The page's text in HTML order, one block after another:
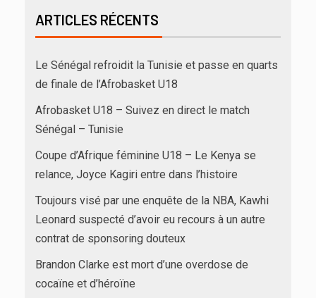
ARTICLES RÉCENTS
Le Sénégal refroidit la Tunisie et passe en quarts
de finale de l’Afrobasket U18
Afrobasket U18 – Suivez en direct le match
Sénégal – Tunisie
Coupe d’Afrique féminine U18 – Le Kenya se
relance, Joyce Kagiri entre dans l’histoire
Toujours visé par une enquête de la NBA, Kawhi
Leonard suspecté d’avoir eu recours à un autre
contrat de sponsoring douteux
Brandon Clarke est mort d’une overdose de
cocaïne et d’héroïne